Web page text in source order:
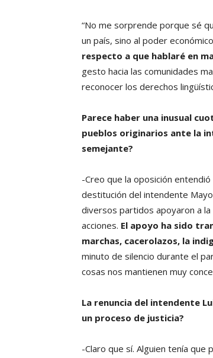
“No me sorprende porque sé
un país, sino al poder
respecto a que hablaré en
gesto hacia las comunidades
reconocer los derechos
Parece haber una inusual
pueblos originarios ante la
semejante?
-Creo que la oposición
destitución del intendente
diversos partidos apoyaron a
acciones. El apoyo ha sido
marchas, cacerolazos, la
minuto de silencio durante el
cosas nos mantienen muy
La renuncia del intendente
un proceso de justicia?
-Claro que sí. Alguien tenía